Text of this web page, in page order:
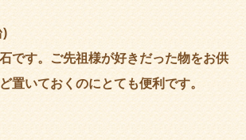
)
です。ご先祖様が好きだった物をお供
置いておくのにとても便利です。